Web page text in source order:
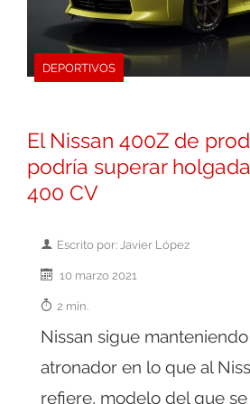
DEPORTIVOS
El Nissan 400Z de
podría superar
400 CV
Escrito por: Javier López
10 marzo 2021
2 min.
Nissan sigue
atronador en lo que al
refiere, modelo del que